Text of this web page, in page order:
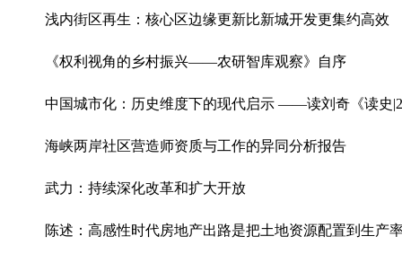
浅内街区再生：核心区边缘更新比新城开发更集约高效
《权利视角的乡村振兴——农研智库观察》自序
中国城市化：历史维度下的现代启示 ——读刘奇《读史
海峡两岸社区营造师资质与工作的异同分析报告
武力：持续深化改革和扩大开放
陈述：​高感性时代房地产出路是把土地资源配置到生产